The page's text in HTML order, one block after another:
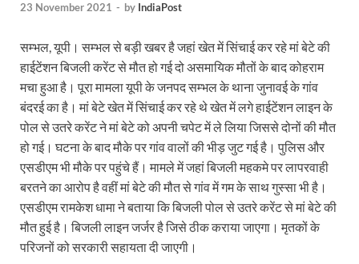
Lok Sanvardhan Parva: देहरादून में मुख्यमंत्री पुष्कर सिंह
West Bengal Rajya Sabha By-Election: चुनाव
Shri Kashi Vishwanath Mandir: उत्तरकाशी में CM
Dr.Teejan Bai: विश्वविख्यात पंडवानी गायिका, पद्म
Khatipura Mega Coach Care Terminal: खातीपुरा में
Sundarpura Railway Station: खाटू श्याम जी के भक्तो
Jan-Jan Ki Sarkar Abhiyan: 4 जुलाई से फिर शुरु होगा
23 November 2021 - by IndiaPost
सम्भल, यूपी। सम्भल से बड़ी खबर है जहां खेत में सिंचाई कर रहे मां बेटे की
हाईटेंशन बिजली करेंट से मौत हो गई दो असमायिक मौतों के बाद कोहराम
मचा हुआ है। पूरा मामला यूपी के जनपद सम्भल के थाना जुनावई के गांव
बंदरई का है। मां बेटे खेत में सिंचाई कर रहे थे खेत में लगे हाईटेंशन लाइन के
पोल से उतरे करेंट ने मां बेटे को अपनी चपेट में ले लिया जिससे दोनों की मौत
हो गई। घटना के बाद मौके पर गांव वालों की भीड़ जुट गई है। पुलिस और
एसडीएम भी मौके पर पहुंचे हैं। मामले में जहां बिजली महकमे पर लापरवाही
बरतने का आरोप है वहीं मां बेटे की मौत से गांव में गम के साथ गुस्सा भी है।
एसडीएम रामकेश धामा ने बताया कि बिजली पोल से उतरे करेंट से मां बेटे की
मौत हुई है। बिजली लाइन जर्जर है जिसे ठीक कराया जाएगा। मृतकों के
परिजनों को सरकारी सहायता दी जाएगी।